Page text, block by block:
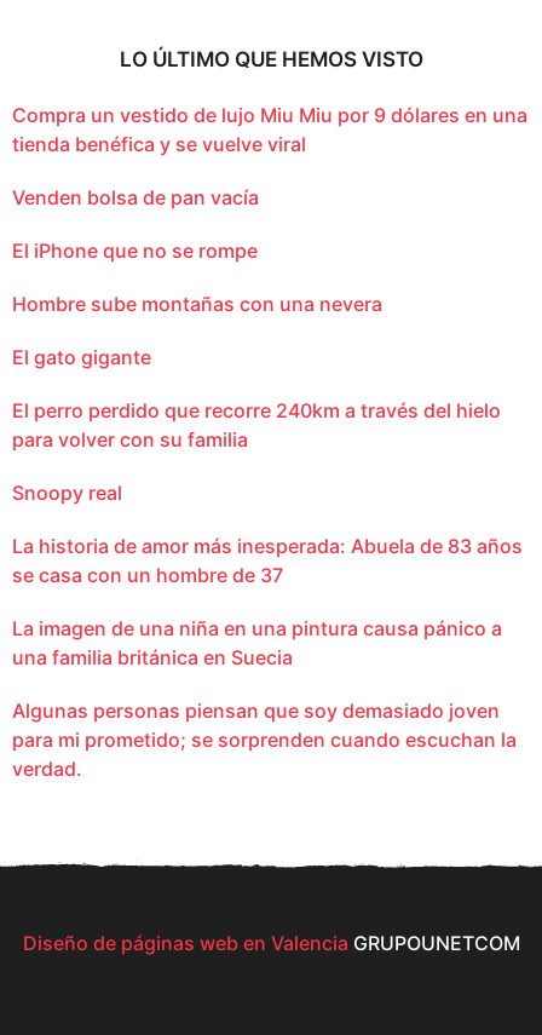
LO ÚLTIMO QUE HEMOS VISTO
Compra un vestido de lujo Miu Miu por 9 dólares en una
tienda benéfica y se vuelve viral
Venden bolsa de pan vacía
El iPhone que no se rompe
Hombre sube montañas con una nevera
El gato gigante
El perro perdido que recorre 240km a través del hielo
para volver con su familia
Snoopy real
La historia de amor más inesperada: Abuela de 83 años
se casa con un hombre de 37
La imagen de una niña en una pintura causa pánico a
una familia británica en Suecia
Algunas personas piensan que soy demasiado joven
para mi prometido; se sorprenden cuando escuchan la
verdad.
Diseño de páginas web en Valencia GRUPOUNETCOM